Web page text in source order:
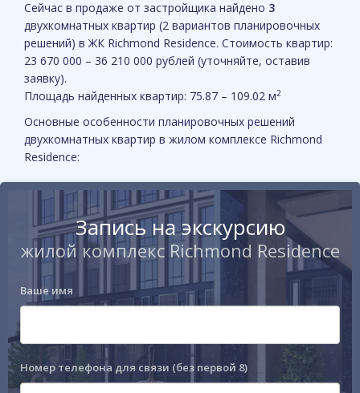
Сейчас в продаже от застройщика найдено 3
двухкомнатных квартир (2 вариантов планировочных
решений) в ЖК Richmond Residence. Стоимость квартир:
23 670 000 – 36 210 000 рублей (уточняйте, оставив
заявку).
Площадь найденных квартир: 75.87 – 109.02 м2
Основные особенности планировочных решений
двухкомнатных квартир в жилом комплексе Richmond
Residence:
Запись на экскурсию
жилой комплекс Richmond Residence
Ваше имя
Номер телефона для связи (без первой 8)